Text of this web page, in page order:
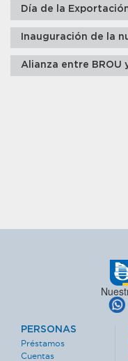
Día de la
Inauguración de la
Alianza entre BROU
PERSONAS
Préstamos
Cuentas